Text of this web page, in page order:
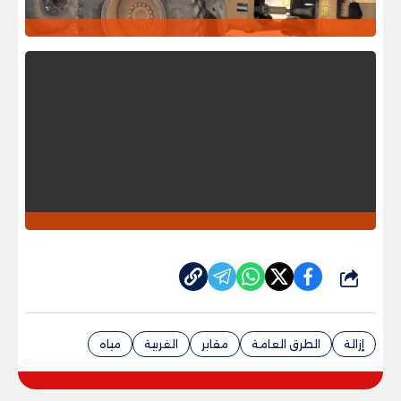
شارك
إزالة الطرق العامة مقابر الغربية مياه